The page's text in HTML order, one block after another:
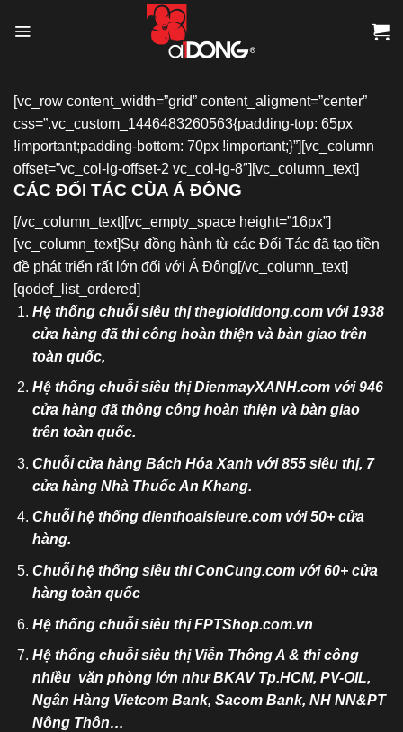
[vc_row content_width=”grid” content_aligment=”center”
css=”.vc_custom_1446483260563{padding-top: 65px
!important;padding-bottom: 70px !important;}”][vc_column
offset=”vc_col-lg-offset-2 vc_col-lg-8″][vc_column_text]
CÁC ĐỐI TÁC CỦA Á ĐÔNG
[/vc_column_text][vc_empty_space height=”16px”]
[vc_column_text]Sự đồng hành từ các Đối Tác đã tạo tiền
đề phát triển rất lớn đối với Á Đông[/vc_column_text]
[qodef_list_ordered]
Hệ thống chuỗi siêu thị thegioididong.com với 1938
cửa hàng đã thi công hoàn thiện và bàn giao trên
toàn quốc,
Hệ thống chuỗi siêu thị DienmayXANH.com với 946
cửa hàng đã thông công hoàn thiện và bàn giao
trên toàn quốc.
Chuỗi cửa hàng Bách Hóa Xanh với 855 siêu thị, 7
cửa hàng Nhà Thuốc An Khang.
Chuỗi hệ thống dienthoaisieure.com với 50+ cửa
hàng.
Chuỗi hệ thống siêu thi ConCung.com với 60+ cửa
hàng toàn quốc
Hệ thống chuỗi siêu thị FPTShop.com.vn
Hệ thống chuỗi siêu thị Viễn Thông A & thi công
nhiều văn phòng lớn như BKAV Tp.HCM, PV-OIL,
Ngân Hàng Vietcom Bank, Sacom Bank, NH NN&PT
Nông Thôn…